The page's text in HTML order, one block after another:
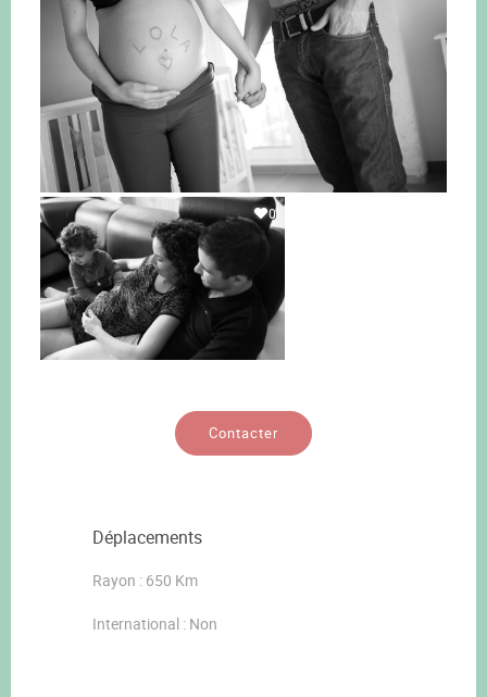
0
Contacter
Déplacements
Rayon : 650 Km
International : Non